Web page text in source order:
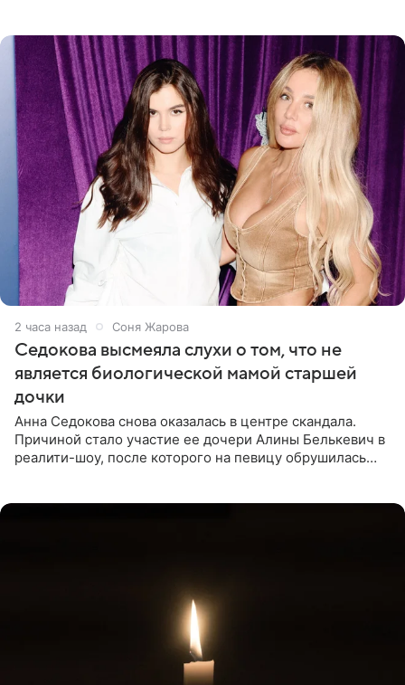
2 часа назад Соня Жарова
Седокова высмеяла слухи о том, что не
является биологической мамой старшей
дочки
Анна Седокова снова оказалась в центре скандала.
Причиной стало участие ее дочери Алины Белькевич в
реалити-шоу, после которого на певицу обрушилась